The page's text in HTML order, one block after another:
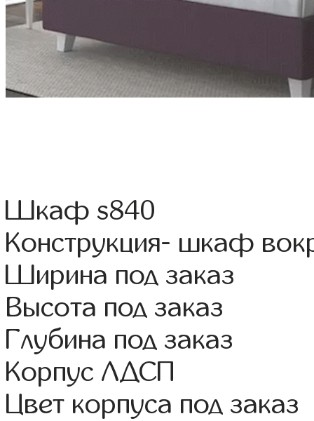
Шкаф s840
Конструкция- шкаф
Ширина под заказ
Высота под заказ
Глубина под заказ
Корпус ЛДСП
Цвет корпуса под заказ